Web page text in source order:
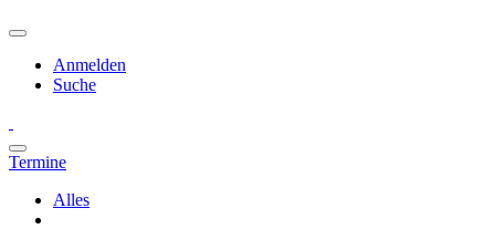
Anmelden
Suche
Termine
Alles